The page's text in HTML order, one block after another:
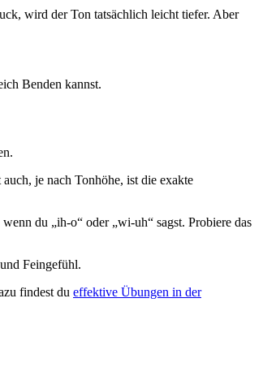
wird der Ton tatsächlich leicht tiefer. Aber
Benden kannst.
je nach Tonhöhe, ist die exakte
du „ih-o“ oder „wi-uh“ sagst. Probiere das
Feingefühl.
findest du effektive Übungen in der